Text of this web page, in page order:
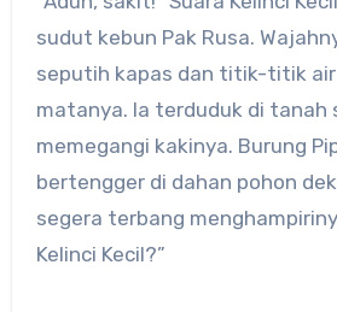
sudut kebun Pak Rusa.
seputih kapas dan titik-titik
matanya. Ia terduduk di tanah
memegangi kakinya. Burung
bertengger di dahan pohon
segera terbang
Kelinci Kecil?”